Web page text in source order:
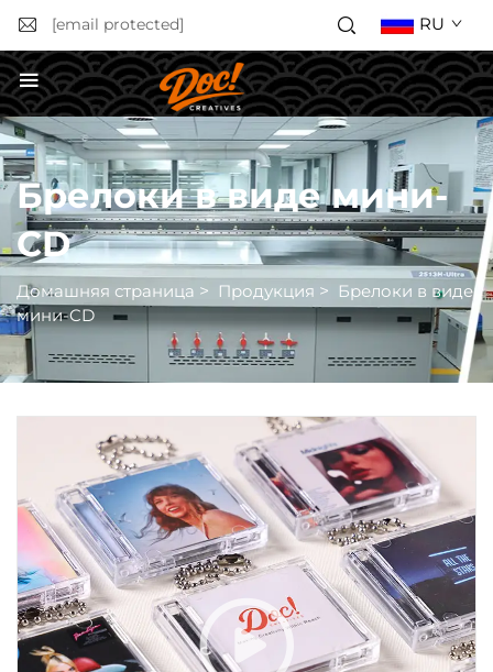
[email protected] RU
Получить расчёт стоимости
Брелоки в виде мини-
CD
Домашняя страница > Продукция > Брелоки в виде
мини-CD